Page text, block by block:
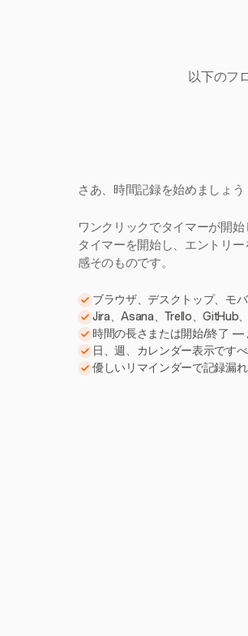
以下のフ
さあ、時間記録を始めましょう
ワンクリックでタイマーが開
タイマーを開始し、エントリ
感そのものです。
ブラウザ、デスクトップ、モ
Jira、Asana、Trello、GitHub
時間の長さまたは開始/終了 —
日、週、カレンダー表示です
優しいリマインダーで記録漏